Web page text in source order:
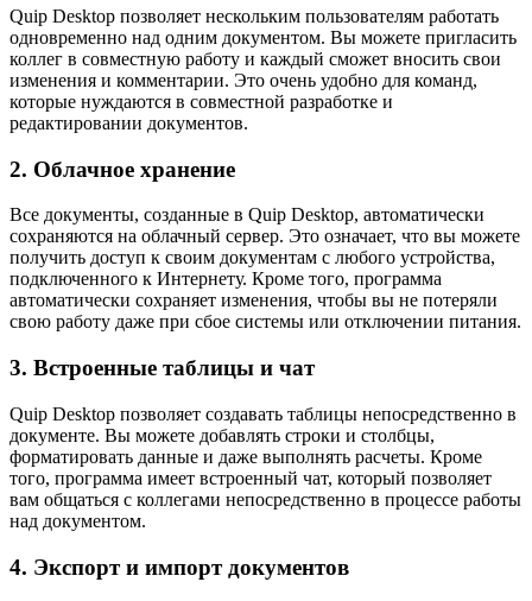
Quip Desktop позволяет нескольким пользователям работать
одновременно над одним документом. Вы можете пригласить
коллег в совместную работу и каждый сможет вносить свои
изменения и комментарии. Это очень удобно для команд,
которые нуждаются в совместной разработке и
редактировании документов.
2. Облачное хранение
Все документы, созданные в Quip Desktop, автоматически
сохраняются на облачный сервер. Это означает, что вы можете
получить доступ к своим документам с любого устройства,
подключенного к Интернету. Кроме того, программа
автоматически сохраняет изменения, чтобы вы не потеряли
свою работу даже при сбое системы или отключении питания.
3. Встроенные таблицы и чат
Quip Desktop позволяет создавать таблицы непосредственно в
документе. Вы можете добавлять строки и столбцы,
форматировать данные и даже выполнять расчеты. Кроме
того, программа имеет встроенный чат, который позволяет
вам общаться с коллегами непосредственно в процессе работы
над документом.
4. Экспорт и импорт документов